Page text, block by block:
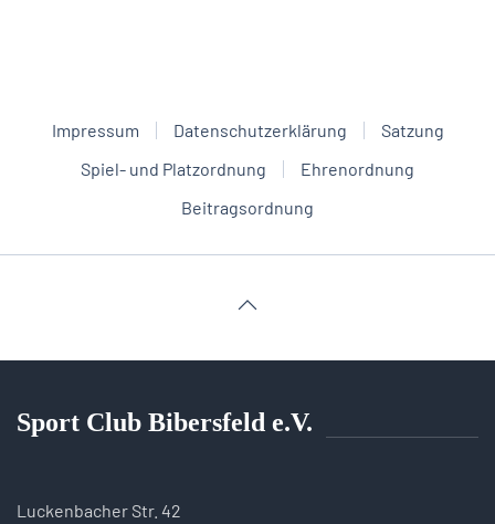
Impressum Datenschutzerklärung
Satzung
Spiel- und Platzordnung
Ehrenordnung
Beitragsordnung
Sport Club Bibersfeld e.V.
Luckenbacher Str. 42